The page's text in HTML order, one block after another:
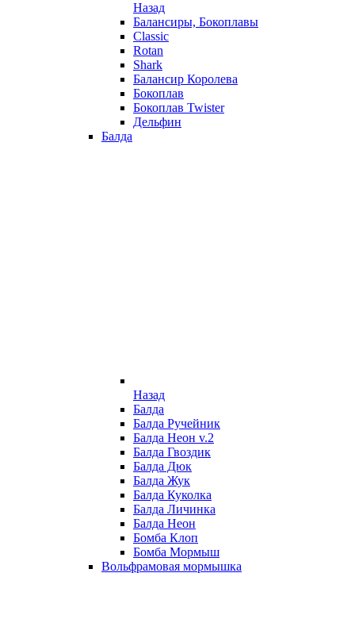
Назад
Балансиры, Бокоплавы
Classic
Rotan
Shark
Балансир Королева
Бокоплав
Бокоплав Twister
Дельфин
Балда
Назад
Балда
Балда Ручейник
Балда Неон v.2
Балда Гвоздик
Балда Дюк
Балда Жук
Балда Куколка
Балда Личинка
Балда Неон
Бомба Клоп
Бомба Мормыш
Вольфрамовая мормышка